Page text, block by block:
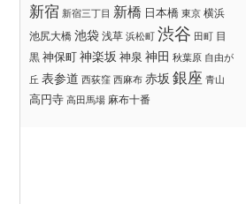
新宿 新宿三丁目 新橋 日本橋 東京 横浜
池尻大橋 池袋浅草 浜松町 渋谷 田町 目
黒神保町神楽坂 神泉 神田 秋葉原 自由が
丘 表参道 西荻窪 西麻布 赤坂 銀座 青山
高円寺 高田馬場 麻布十番